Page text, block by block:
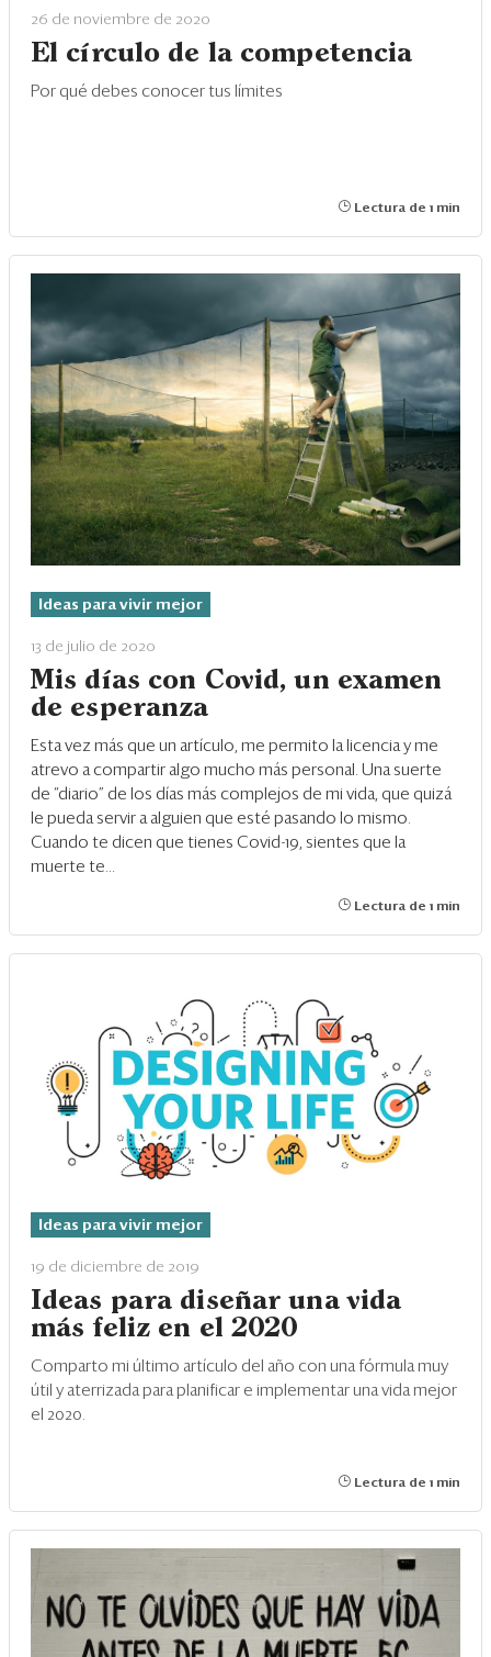
26 de noviembre de 2020
El círculo de la competencia
Por qué debes conocer tus límites
Lectura de 1 min
Ideas para vivir mejor
13 de julio de 2020
Mis días con Covid, un examen
de esperanza
Esta vez más que un artículo, me permito la licencia y me
atrevo a compartir algo mucho más personal. Una suerte
de “diario” de los días más complejos de mi vida, que quizá
le pueda servir a alguien que esté pasando lo mismo.
Cuando te dicen que tienes Covid-19, sientes que la
muerte te...
Lectura de 1 min
Ideas para vivir mejor
19 de diciembre de 2019
Ideas para diseñar una vida
más feliz en el 2020
Comparto mi último artículo del año con una fórmula muy
útil y aterrizada para planificar e implementar una vida mejor
el 2020.
Lectura de 1 min